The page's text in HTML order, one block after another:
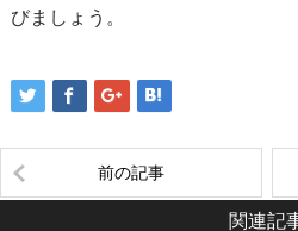
びましょう。
前の記事
関連記